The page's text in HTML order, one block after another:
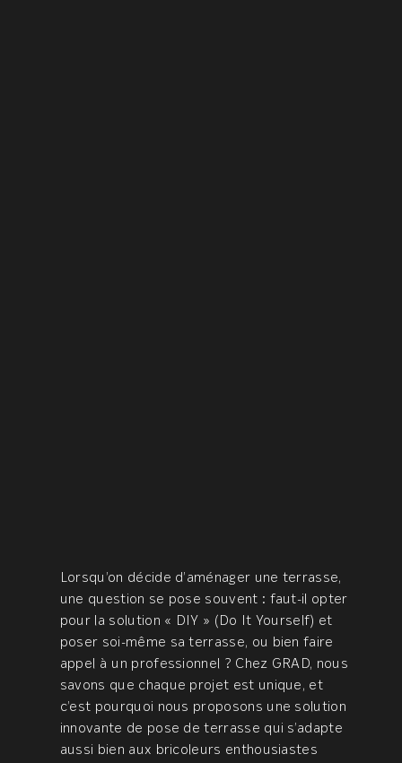
Lorsqu’on décide d’aménager une terrasse,
une question se pose souvent : faut-il opter
pour la solution « DIY » (Do It Yourself) et
poser soi-même sa terrasse, ou bien faire
appel à un professionnel ? Chez GRAD, nous
savons que chaque projet est unique, et
c’est pourquoi nous proposons une solution
innovante de pose de terrasse qui s’adapte
aussi bien aux bricoleurs enthousiastes